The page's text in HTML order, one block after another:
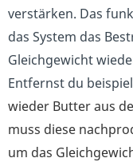
verstärken. Das
das System das
Gleichgewicht
Entfernst du
wieder Butter aus
muss diese
um das